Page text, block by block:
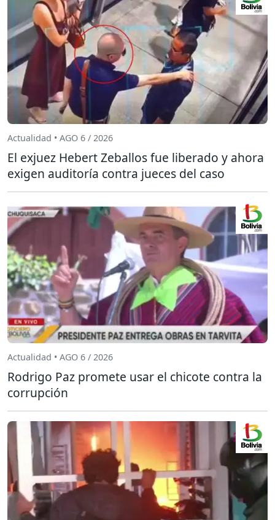
Actualidad • AGO 6 / 2026
El exjuez Hebert Zeballos fue liberado y ahora
exigen auditoría contra jueces del caso
Actualidad • AGO 6 / 2026
Rodrigo Paz promete usar el chicote contra la
corrupción